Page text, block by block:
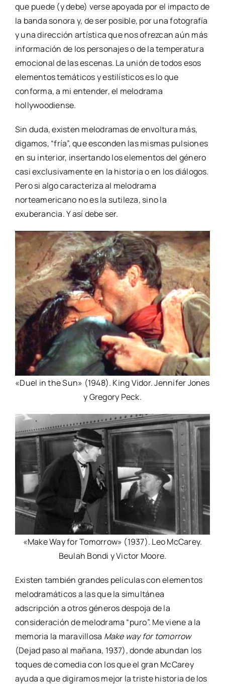
que puede (y debe) verse apoyada por el impacto de
la banda sonora y, de ser posible, por una fotografía
y una dirección artística que nos ofrezcan aún más
información de los personajes o de la temperatura
emocional de las escenas. La unión de todos esos
elementos temáticos y estilísticos es lo que
conforma, a mi entender, el melodrama
hollywoodiense.
Sin duda, existen melodramas de envoltura más,
digamos, “fría”, que esconden las mismas pulsiones
en su interior, insertando los elementos del género
casi exclusivamente en la historia o en los diálogos.
Pero si algo caracteriza al melodrama
norteamericano no es la sutileza, sino la
exuberancia. Y así debe ser.
«Duel in the Sun» (1948). King Vidor. Jennifer Jones
y Gregory Peck.
«Make Way for Tomorrow» (1937). Leo McCarey.
Beulah Bondi y Victor Moore.
Existen también grandes películas con elementos
melodramáticos a las que la simultánea
adscripción a otros géneros despoja de la
consideración de melodrama “puro”. Me viene a la
memoria la maravillosa Make way for tomorrow
(Dejad paso al mañana, 1937), donde abundan los
toques de comedia con los que el gran McCarey
ayuda a que digiramos mejor la triste historia de los